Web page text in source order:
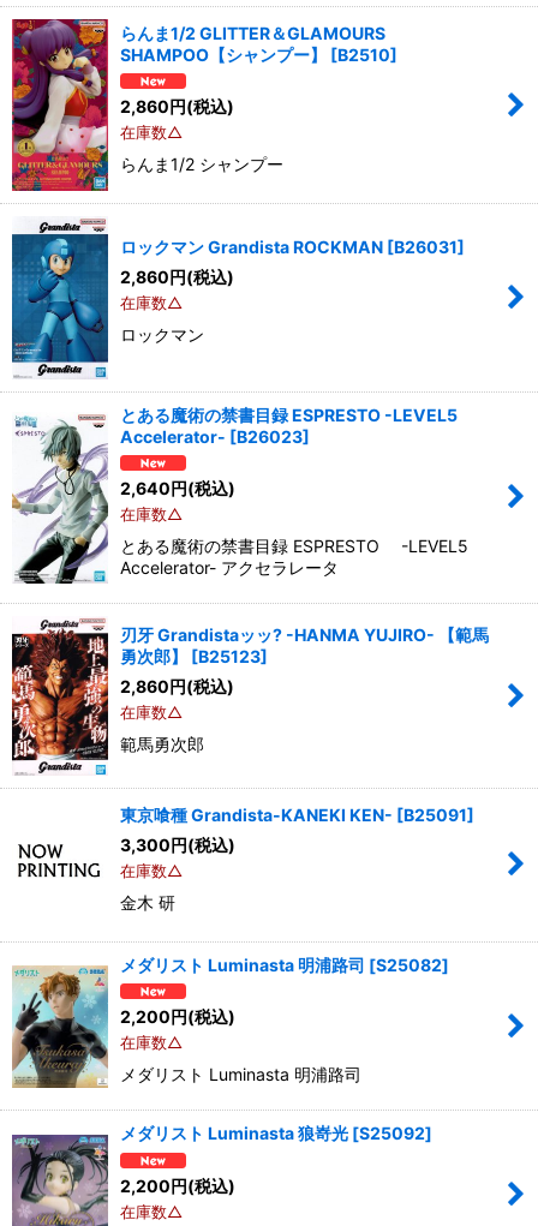
らんま1/2 GLITTER＆GLAMOURS
SHAMPOO【シャンプー】
[B2510]
2,860円(税込)
在庫数△
らんま1/2 シャンプー
ロックマン Grandista ROCKMAN [B26031]
2,860円(税込)
在庫数△
ロックマン
とある魔術の禁書目録 ESPRESTO -LEVEL5
Accelerator- [B26023]
2,640円(税込)
在庫数△
とある魔術の禁書目録 ESPRESTO -LEVEL5
Accelerator- アクセラレータ
刃牙 Grandistaッッ? -HANMA YUJIRO- 【範馬
勇次郎】
[B25123]
2,860円(税込)
在庫数△
範馬勇次郎
東京喰種 Grandista-KANEKI KEN- [B25091]
3,300円(税込)
在庫数△
金木 研
メダリスト Luminasta 明浦路司 [S25082]
2,200円(税込)
在庫数△
メダリスト Luminasta 明浦路司
メダリスト Luminasta 狼嵜光 [S25092]
2,200円(税込)
在庫数△